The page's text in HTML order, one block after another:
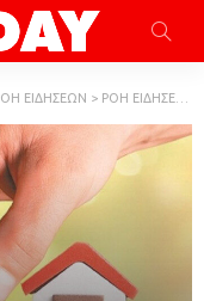
ΕΙΔΗΣΕΩΝ > ΡΟΗ ΕΙΔΗΣΕΩΝ